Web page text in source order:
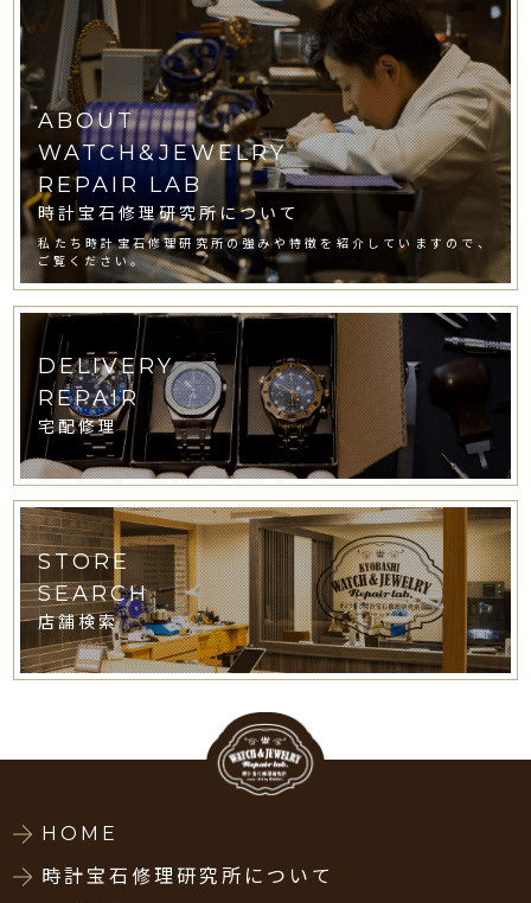
ABOUT
WATCH&JEWELRY
REPAIR LAB
時計宝石修理研究所について
私たち時計宝石修理研究所の強みや特徴を紹介していますので、
ご覧ください。
DELIVERY
REPAIR
宅配修理
STORE
SEARCH
店舗検索
HOME
時計宝石修理研究所について